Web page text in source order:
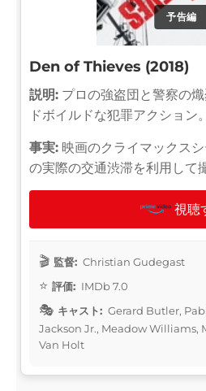
予告編
Den of Thieves (2018)
説明: プロの強盗団と警察の
ドボイルドな犯罪アクション。
事実: 映画のクライマックス
の実際の交通渋滞を利用して
視聴
監督: Christian Gudegast
評価: IMDb 7.0
キャスト: Gerard Butler,
Jackson Jr., Meadow Williams,
Van Holt